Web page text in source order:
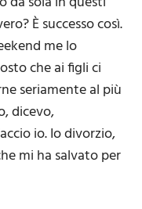
È successo così.
me lo
che ai figli ci
seriamente al più
dicevo,
io. Io divorzio,
mi ha salvato per